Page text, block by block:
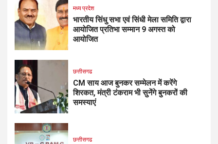
मध्य प्रदेश
भारतीय सिंधु सभा एवं सिंधी मेला समिति द्वारा
आयोजित प्रतिभा सम्मान 9 अगस्त को
आयोजित
छत्तीसगढ
CM साय आज बुनकर सम्मेलन में करेंगे
शिरकत, मंत्री टंकराम भी सुनेंगे बुनकरों की
समस्याएं
छत्तीसगढ